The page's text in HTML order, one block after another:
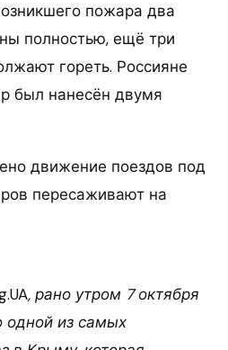
пожара два
полностью, ещё три
гореть. Россияне
был нанесён двумя
движение поездов под
пересаживают на
, рано утром 7 октября
одной из самых